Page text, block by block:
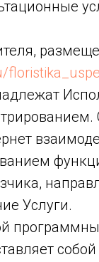
Услуги.